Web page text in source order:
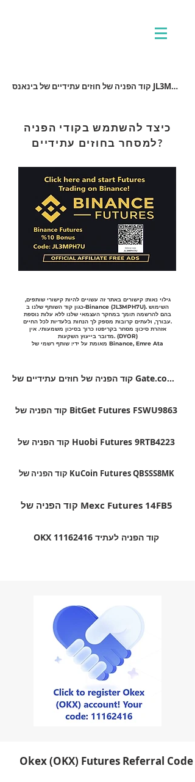
קוד הפניה של חוזים עתידיים של בינאנס JL3MPH7U
כיצד להשתמש בקודי הפניה
למסחר בחוזים עתידיים?
גילוי נאות: קישורים באתר זה עשויים להיות קישורי שותפים,
כגון קוד השותף שלנו ב-Binance (JL3MPH7U). השימוש
בהם להרשמה תומך במחקר העצמאי שלנו ללא עלות נוספת
עבורך, ולעתים קרובות מספק לך הנחות בלעדיות לכל החיים.
אזהרת סיכון: מסחר בקריפטו כרוך בסיכון משמעותי. אין
מדובר בייעוץ השקעות. (DYOR)
מאומת על ידי: שותף רשמי של Binance, Emre Ata
קוד הפניה של חוזים עתידיים של Gate.com VFJDUWXD
קוד הפניה של BitGet Futures FSWU9863
קוד הפניה של Huobi Futures 9RTB4223
קוד הפניה של KuCoin Futures QBSSS8MK
קוד הפניה של Mexc Futures 14FB5
OKX קוד הפניה לעתיד 11162416
Okex (OKX) Futures Referral Code